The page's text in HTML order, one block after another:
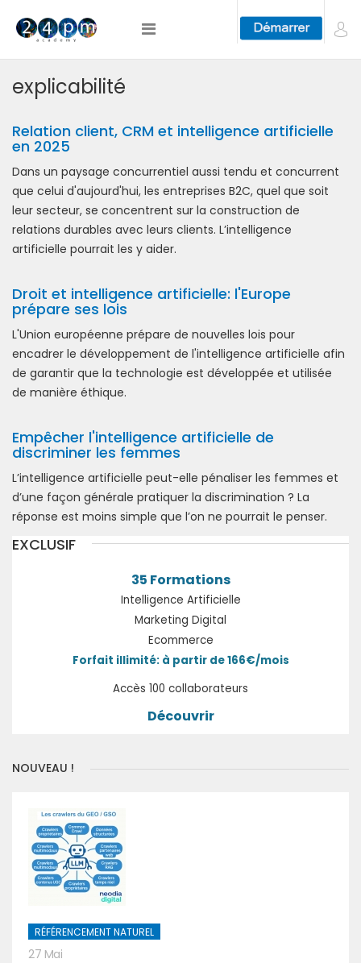
explicabilité
Relation client, CRM et intelligence artificielle
en 2025
Dans un paysage concurrentiel aussi tendu et concurrent
que celui d'aujourd'hui, les entreprises B2C, quel que soit
leur secteur, se concentrent sur la construction de
relations durables avec leurs clients. L’intelligence
artificielle pourrait les y aider.
Droit et intelligence artificielle: l'Europe
prépare ses lois
L'Union européenne prépare de nouvelles lois pour
encadrer le développement de l'intelligence artificielle afin
de garantir que la technologie est développée et utilisée
de manière éthique.
Empêcher l'intelligence artificielle de
discriminer les femmes
L’intelligence artificielle peut-elle pénaliser les femmes et
d’une façon générale pratiquer la discrimination ? La
réponse est moins simple que l’on ne pourrait le penser.
EXCLUSIF
35 Formations
Intelligence Artificielle
Marketing Digital
Ecommerce
Forfait illimité: à partir de 166€/mois
Accès 100 collaborateurs
Découvrir
NOUVEAU !
RÉFÉRENCEMENT NATUREL
27 Mai